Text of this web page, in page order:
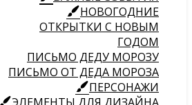
НОВОГОДНИЕ
ОТКРЫТКИ С НОВЫМ
ГОДОМ
ПИСЬМО ДЕДУ МОРОЗУ
ПИСЬМО ОТ ДЕДА МОРОЗА
ПЕРСОНАЖИ